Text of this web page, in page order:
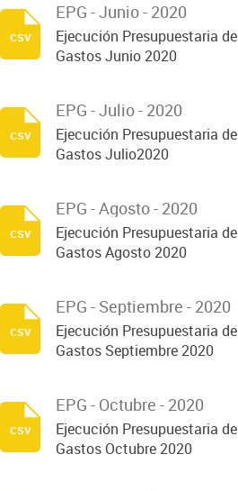
EPG - Junio - 2020
Ejecución Presupuestaria de
Gastos Junio 2020
csv
EPG - Julio - 2020
Ejecución Presupuestaria de
Gastos Julio2020
csv
EPG - Agosto - 2020
Ejecución Presupuestaria de
Gastos Agosto 2020
csv
EPG - Septiembre - 2020
Ejecución Presupuestaria de
Gastos Septiembre 2020
csv
EPG - Octubre - 2020
Ejecución Presupuestaria de
Gastos Octubre 2020
csv